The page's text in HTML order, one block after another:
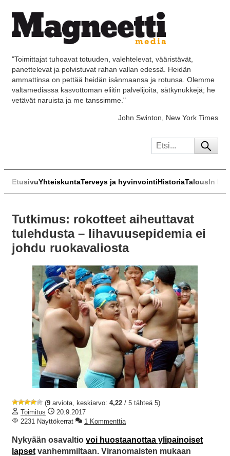
"Toimittajat tuhoavat totuuden, valehtelevat, vääristävät,
panettelevat ja polvistuvat rahan vallan edessä. Heidän
ammattinsa on pettää heidän isänmaansa ja rotunsa. Olemme
valtamediassa kasvottoman eliitin palvelijoita, sätkynukkejä; he
vetävät naruista ja me tanssimme."
John Swinton, New York Times
EtusivuYhteiskuntaTerveys ja hyvinvointiHistoriaTalousIn
Tutkimus: rokotteet aiheuttavat
tulehdusta – lihavuusepidemia ei
johdu ruokavaliosta
(9 arviota, keskiarvo: 4,22 / 5 tähteä 5)
Toimitus
20.9.2017
2231 Näyttökerrat
1 Kommenttia
Nykyään osavaltio voi huostaanottaa ylipainoiset
lapset vanhemmiltaan. Viranomaisten mukaan